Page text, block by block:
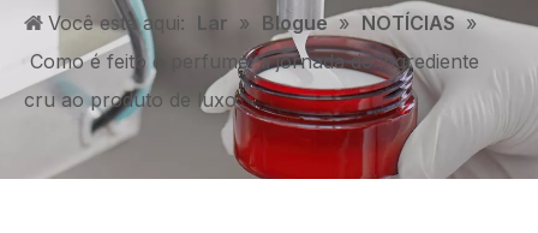
Você está aqui: Lar » Blogue » NOTÍCIAS »
Como é feito o perfume: a jornada do ingrediente
cru ao produto de luxo